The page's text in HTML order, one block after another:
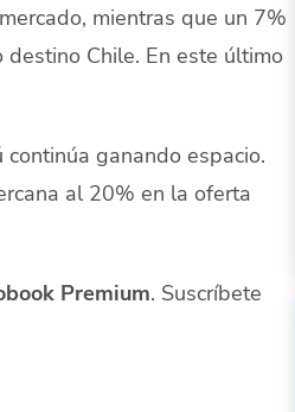
mientras que un 7%
Chile. En este último
ganando espacio.
al 20% en la oferta
Premium. Suscríbete